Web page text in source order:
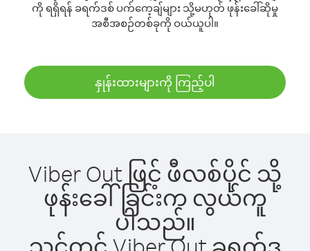
ကို ရရှိရန် ခရက်ဒစ် ပက်ကေ့ချ်များ သို့မဟုတ် ဖုန်းခေါ်ဆိုမှု
အစီအစဉ်တစ်ခုကို ဝယ်ယူပါ။
နှုန်းထားများကို ကြည့်ပါ
Viber Out ဖြင့် ဖီလစ်ပိုင် သို့
ဖုန်းခေါ်ခြင်းက လွယ်ကူ
ပါသည်။